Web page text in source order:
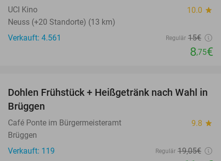
UCI Kino 10.0 star
Neuss (+20 Standorte) (13 km)
Verkauft: 4.561
Regulär 15€
8,75€
38%
Dohlen Frühstück + Heißgetränk nach Wahl in
Brüggen
Café Ponte im Bürgermeisteramt 9.8 star
Brüggen
Verkauft: 119
Regulär 19,05€